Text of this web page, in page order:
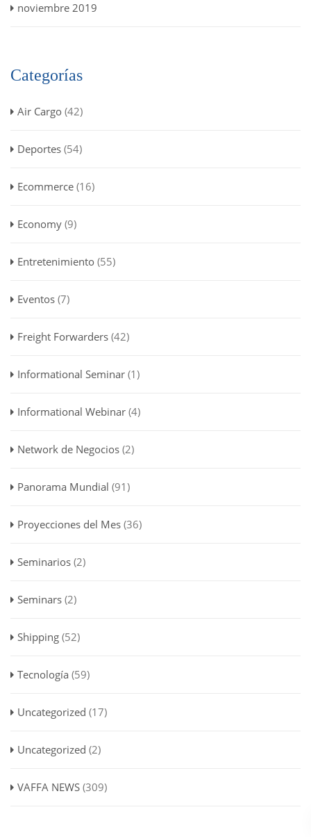
noviembre 2019
Categorías
Air Cargo (42)
Deportes (54)
Ecommerce (16)
Economy (9)
Entretenimiento (55)
Eventos (7)
Freight Forwarders (42)
Informational Seminar (1)
Informational Webinar (4)
Network de Negocios (2)
Panorama Mundial (91)
Proyecciones del Mes (36)
Seminarios (2)
Seminars (2)
Shipping (52)
Tecnología (59)
Uncategorized (17)
Uncategorized (2)
VAFFA NEWS (309)